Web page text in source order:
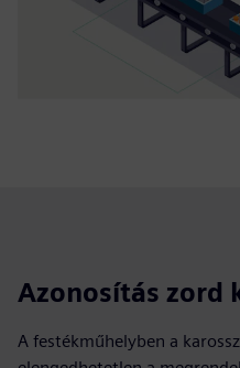
Azonosítás zord
A festékműhelyben a